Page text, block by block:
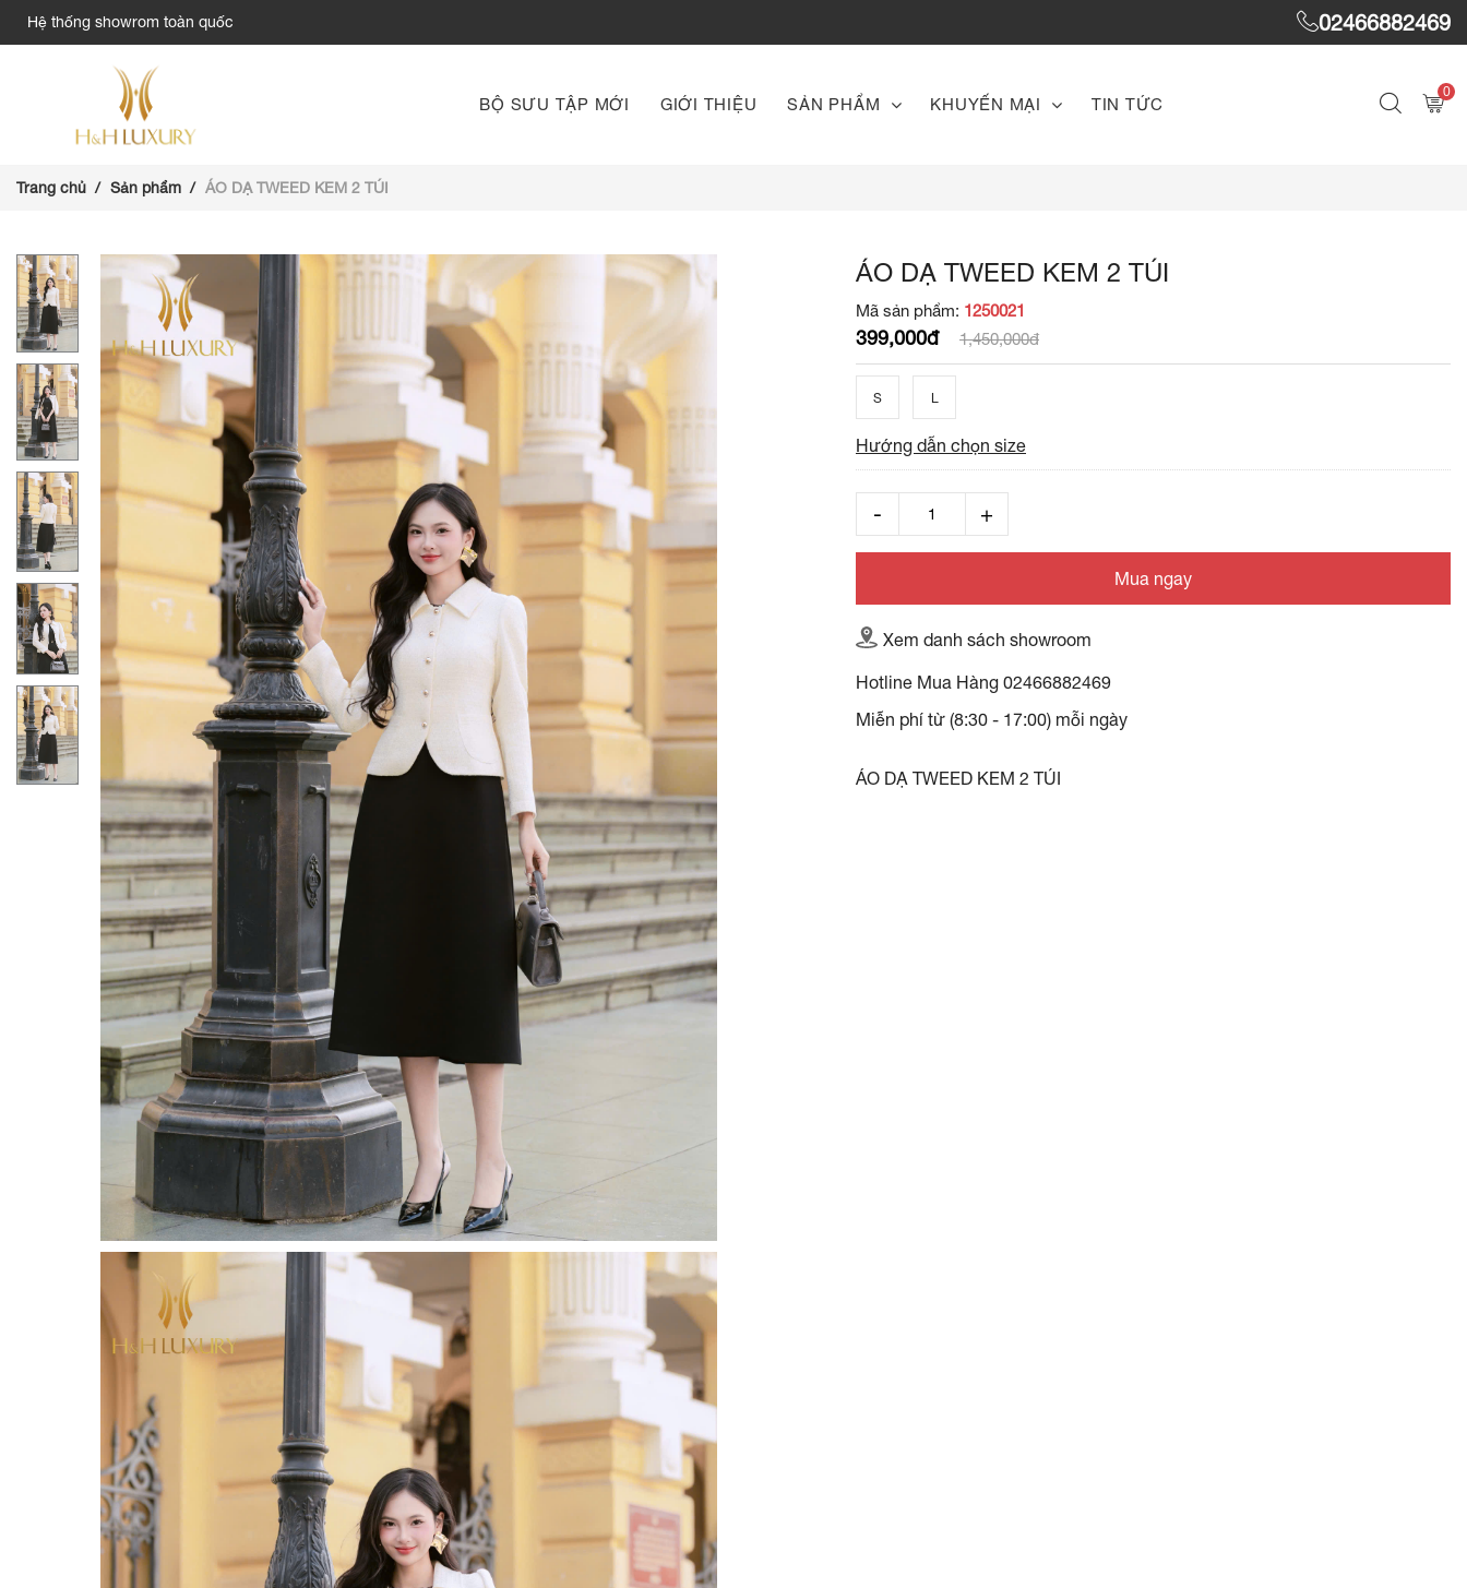
Hệ thống showrom toàn quốc 02466882469
BỘ SƯU TẬP MỚI GIỚI THIỆU SẢN PHẨM KHUYẾN MẠI TIN TỨC
0
Trang chủ Sản phẩm ÁO DẠ TWEED KEM 2 TÚI
ÁO DẠ TWEED KEM 2 TÚI
Mã sản phẩm: 1250021
399,000đ 1,450,000đ
S L
Hướng dẫn chọn size
Mua ngay
Xem danh sách showroom
Hotline Mua Hàng 02466882469
Miễn phí từ (8:30 - 17:00) mỗi ngày
ÁO DẠ TWEED KEM 2 TÚI